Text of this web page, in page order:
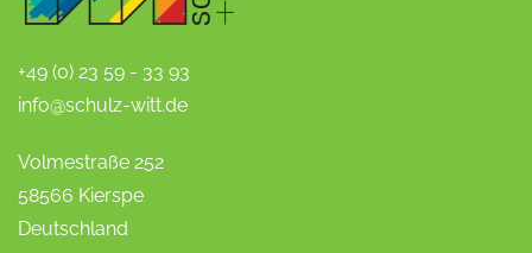
+49 (0) 23 59 - 33 93
info@schulz-witt.de
Volmestraße 252
58566 Kierspe
Deutschland